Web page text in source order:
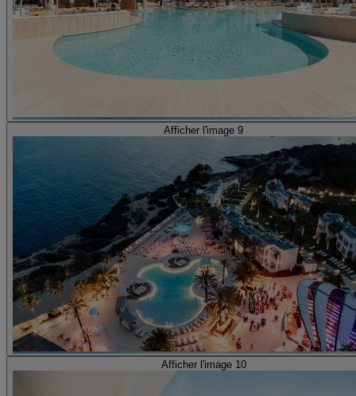
Afficher l'image 9
Afficher l'image 10